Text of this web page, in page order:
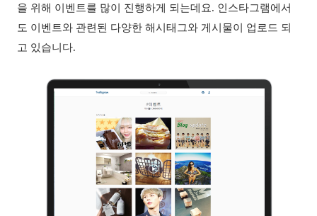
을 위해 이벤트를 많이 진행하게 되는데요. 인스타그램에서
도 이벤트와 관련된 다양한 해시태그와 게시물이 업로드 되
고 있습니다.